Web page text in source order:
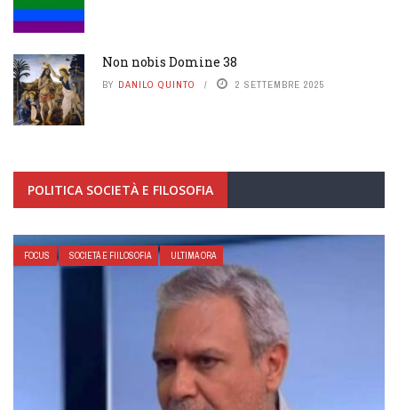
Non nobis Domine 38
BY DANILO QUINTO 2 SETTEMBRE 2025
POLITICA SOCIETÀ E FILOSOFIA
FOCUS SOCIETÁ E FIILOSOFIA ULTIMA ORA